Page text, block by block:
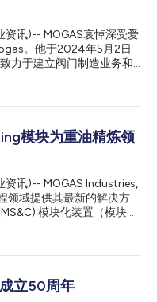
资讯)-- MOGAS哀悼深受爱
。他于2024年5月2日
力于建立阀门制造业务和
造球阀的权利。在Louis的
在澳大利亚、中国、欧
售和服务办事处。 Louis
司核心价值观的基础，即
有趣、正确行事等等。他
有一支团队负责推动
项，包括Inc. 500 Fastest
家增长最快的私营公司
模块为重油精炼领
资讯)-- MOGAS Industries,
领域提供其最新的解决方
模块化装置（模块）
必要的管道、焊接、配件和
本和运营支出（CAPEX和
立50周年